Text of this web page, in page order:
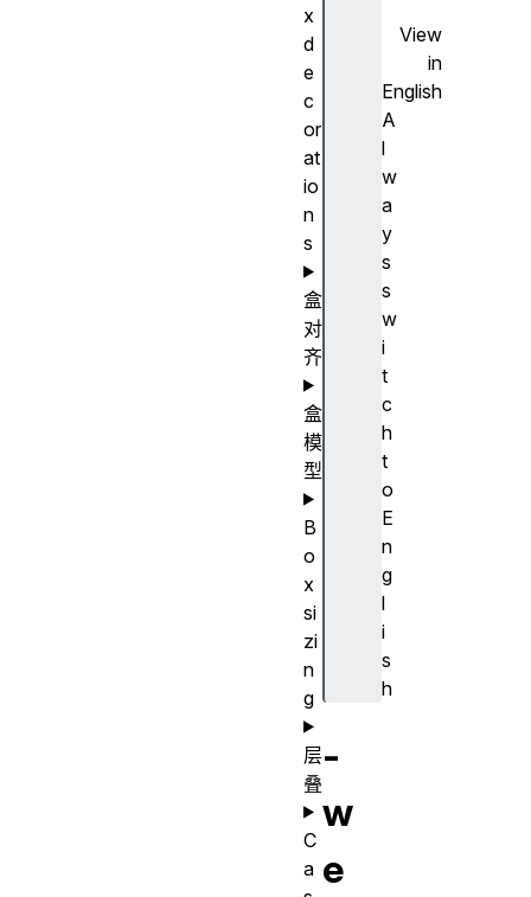
View
in
English
A
l
w
a
y
s
s
w
i
t
c
h
t
o
E
n
g
l
i
s
h
-
w
e
x
d
e
c
or
at
io
n
s
盒
对
齐
盒
模
型
B
o
x
si
zi
n
g
层
叠
C
a